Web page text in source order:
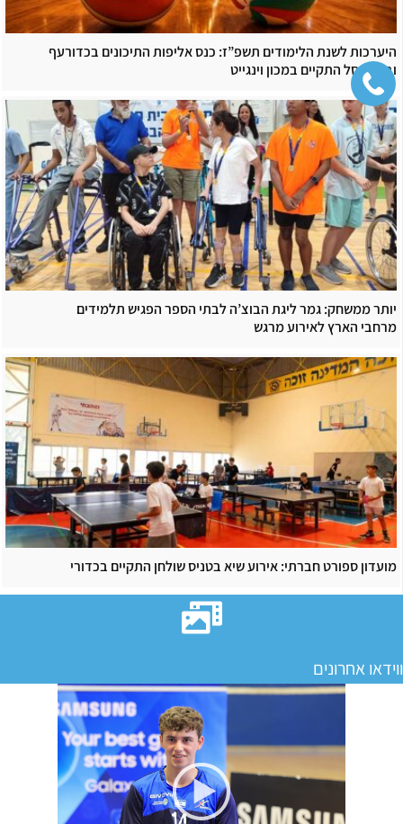
היערכות לשנת הלימודים תשפ”ז: כנס אליפות התיכונים בכדורעף
ובכדורסל התקיים במכון וינגייט
יותר ממשחק: גמר ליגת הבוצ’ה לבתי הספר הפגיש תלמידים
מרחבי הארץ לאירוע מרגש
מועדון ספורט חברתי: אירוע שיא בטניס שולחן התקיים בכדורי
ווידאו אחרונים